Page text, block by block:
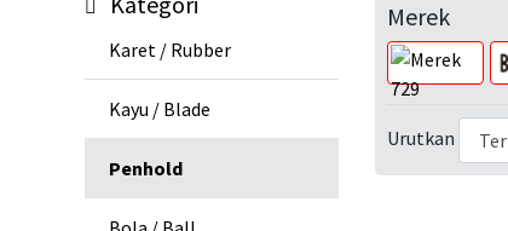
Karet / Rubber
Kayu / Blade
Penhold
Merek
Urutkan